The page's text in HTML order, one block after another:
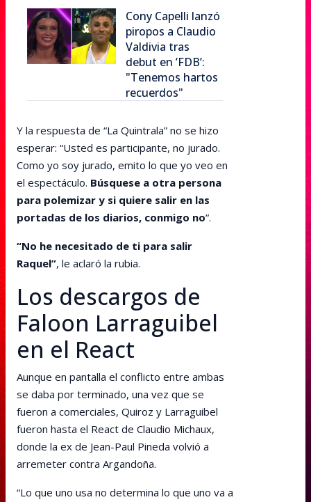
Cony Capelli lanzó
piropos a Claudio
Valdivia tras
debut en ’FDB’:
"Tenemos hartos
recuerdos"
Y la respuesta de “La Quintrala” no se hizo
esperar: “Usted es participante, no jurado.
Como yo soy jurado, emito lo que yo veo en
el espectáculo. Búsquese a otra persona
para polemizar y si quiere salir en las
portadas de los diarios, conmigo no“.
“No he necesitado de ti para salir
Raquel”, le aclaró la rubia.
Los descargos de
Faloon Larraguibel
en el React
Aunque en pantalla el conflicto entre ambas
se daba por terminado, una vez que se
fueron a comerciales, Quiroz y Larraguibel
fueron hasta el React de Claudio Michaux,
donde la ex de Jean-Paul Pineda volvió a
arremeter contra Argandoña.
“Lo que uno usa no determina lo que uno va a